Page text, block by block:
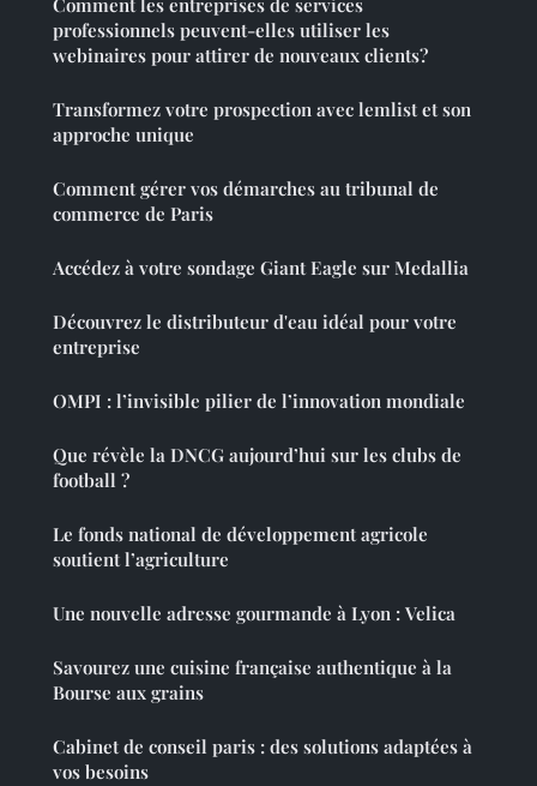
Comment les entreprises de services
professionnels peuvent-elles utiliser les
webinaires pour attirer de nouveaux clients?
Transformez votre prospection avec lemlist et son
approche unique
Comment gérer vos démarches au tribunal de
commerce de Paris
Accédez à votre sondage Giant Eagle sur Medallia
Découvrez le distributeur d'eau idéal pour votre
entreprise
OMPI : l’invisible pilier de l’innovation mondiale
Que révèle la DNCG aujourd’hui sur les clubs de
football ?
Le fonds national de développement agricole
soutient l’agriculture
Une nouvelle adresse gourmande à Lyon : Velica
Savourez une cuisine française authentique à la
Bourse aux grains
Cabinet de conseil paris : des solutions adaptées à
vos besoins